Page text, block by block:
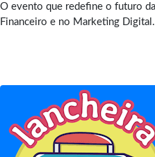
O evento que redefine o futuro
Financeiro e no Marketing Digital.